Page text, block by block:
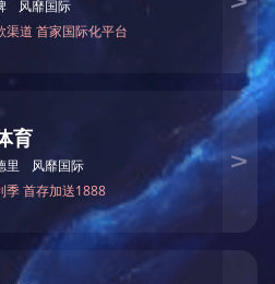
新工作先进单位